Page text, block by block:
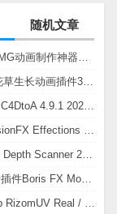
随机文章